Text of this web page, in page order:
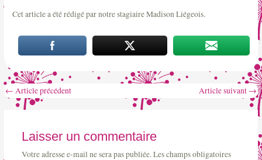
Cet article a été rédigé par notre stagiaire Madison Liégeois.
Navigation
← Article précédent Article suivant →
Laisser un commentaire
Votre adresse e-mail ne sera pas publiée.Les champs obligatoires